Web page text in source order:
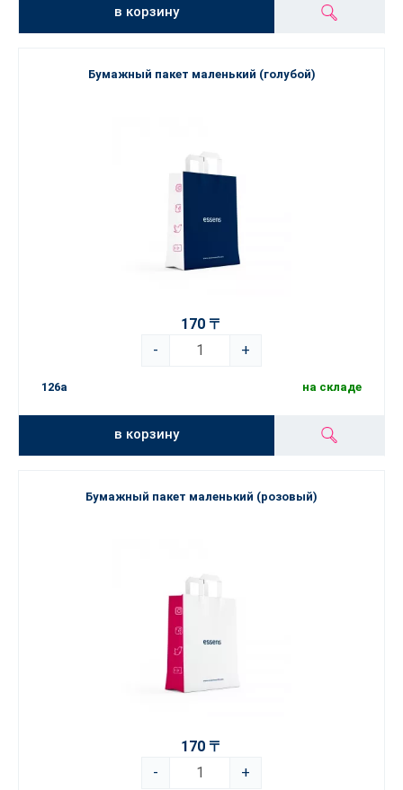
в корзину
Бумажный пакет маленький (голубой)
170 〒
-
+
126a на складе
в корзину
Бумажный пакет маленький (розовый)
170 〒
-
+